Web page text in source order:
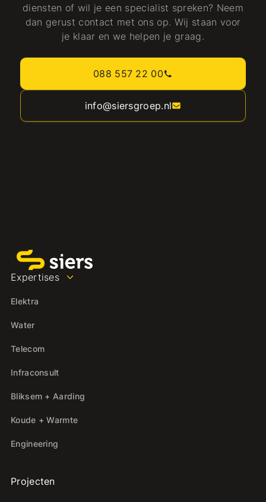
diensten of wil je een specialist spreken? Neem
dan gerust contact met ons op. Wij staan voor
je klaar en we helpen je graag.
088 557 22 00
info@siersgroep.nl
Expertises
Elektra
Water
Telecom
Infraconsult
Bliksem + Aarding
Koude + Warmte
Engineering
Projecten